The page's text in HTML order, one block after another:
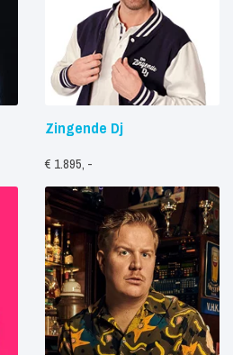
Zingende Dj
€ 1.895, -